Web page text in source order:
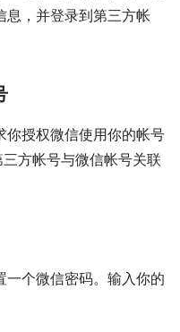
息，并登录到第三方帐
你授权微信使用你的帐号
方帐号与微信帐号关联
一个微信密码。输入你的